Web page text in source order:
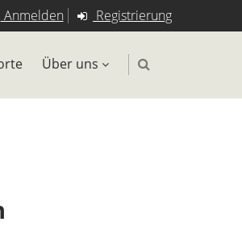
Anmelden Registrierung
Über uns